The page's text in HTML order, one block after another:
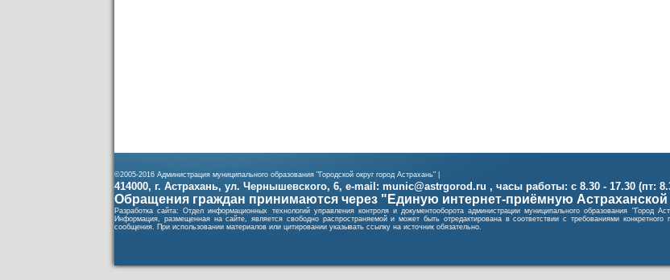
©2005-2016 Администрация муниципального образования "Городской округ город Астрахань" |
414000, г. Астрахань, ул. Чернышевского, 6, e-mail: munic@astrgorod.ru , часы работы: с 8.30 - 17.30 (пт:
Обращения граждан принимаются через "Единую интернет-приёмную Астраханской
Разработка сайта: Отдел информационных технологий управления контроля и документооборота администрации муниципального образования
Информация, размещенная на сайте, является свободно распространяемой и может быть отредактирована в соответствии с требованиями
сообщения. При использовании материалов или цитировании указывать ссылку на источник обязательно.